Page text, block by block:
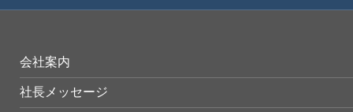
会社案内
社長メッセージ